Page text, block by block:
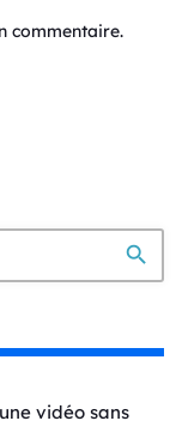
commentaire.
search
vidéo sans